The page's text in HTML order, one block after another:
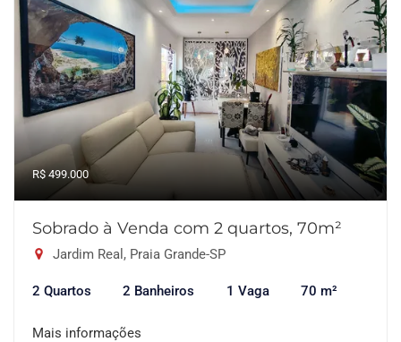
R$ 499.000
Sobrado à Venda com 2 quartos, 70m²
Jardim Real, Praia Grande-SP
2 Quartos 2 Banheiros 1 Vaga 70 m²
Mais informações